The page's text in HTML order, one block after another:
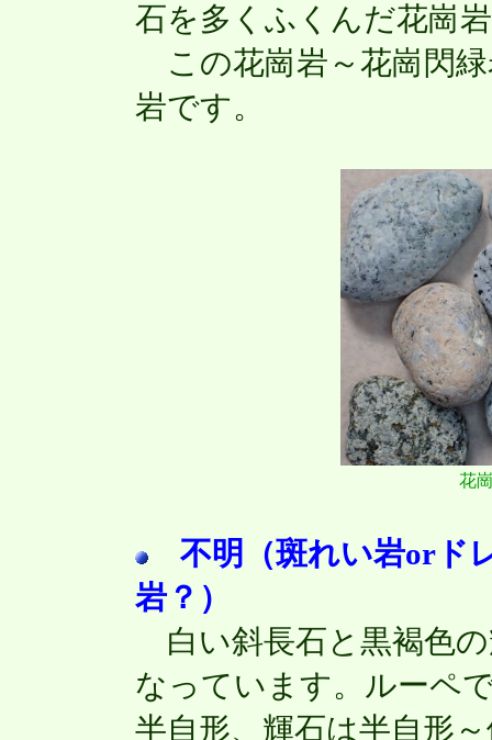
石を多くふくんだ花崗
この花崗岩～花崗閃
岩です。
花
不明（斑れい岩orド
岩？）
白い斜長石と黒褐色
なっています。ルーペ
半自形、輝石は半自形